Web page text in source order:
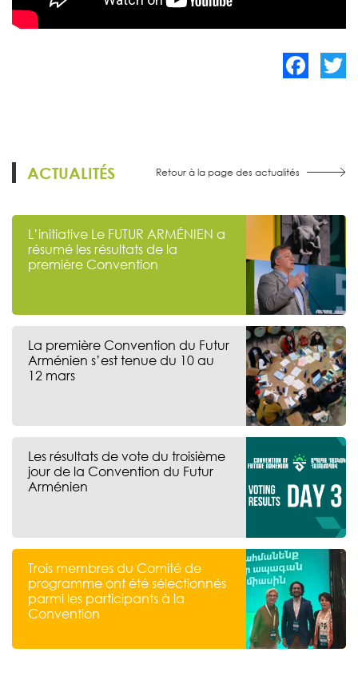
ACTUALITÉS Retour à la page des actualités
L’initiative Le FUTUR ARMÉNIEN a
résumé les résultats de la
première Convention
La première Convention du Futur
Arménien s’est tenue du 10 au
12 mars
Les résultats de vote du troisième
jour de la Convention du Futur
Arménien
Trois membres du Comité de
programme ont été sélectionnés
parmi les participants à la
Convention